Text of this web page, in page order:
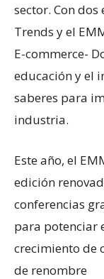
sector. Con
Trends y el
E-commerce-
educación y el
saberes para
industria.
Este año, el
edición
conferencias
para potenciar
crecimiento de
de renombre